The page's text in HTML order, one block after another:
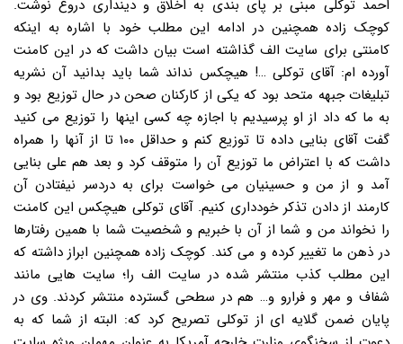
احمد توکلی مبنی بر پای بندی به اخلاق و دینداری دروغ نوشت.
کوچک زاده همچنین در ادامه این مطلب خود با اشاره به اینکه
کامنتی برای سایت الف گذاشته است بیان داشت که در این کامنت
آورده ام: آقای توکلی …! هیچکس نداند شما باید بدانید آن نشریه
تبلیغات جبهه متحد بود که یکی از کارکنان صحن در حال توزیع بود و
به ما که داد از او پرسیدیم با اجازه چه کسی اینها را توزیع می کنید
گفت آقای بنایی داده تا توزیع کنم و حداقل ۱۰۰ تا از آنها را همراه
داشت که با اعتراض ما توزیع آن را متوقف کرد و بعد هم علی بنایی
آمد و از من و حسینیان می خواست برای به دردسر نیفتادن آن
کارمند از دادن تذکر خودداری کنیم. آقای توکلی هیچکس این کامنت
را نخواند من و شما از آن با خبریم و شخصیت شما با همین رفتارها
در ذهن ما تغییر کرده و می کند. کوچک زاده همچنین ابراز داشته که
این مطلب کذب منتشر شده در سایت الف را؛ سایت هایی مانند
شفاف و مهر و فرارو و… هم در سطحی گسترده منتشر کردند. وی در
پایان ضمن گلایه ای از توکلی تصریح کرد که: البته از شما که به